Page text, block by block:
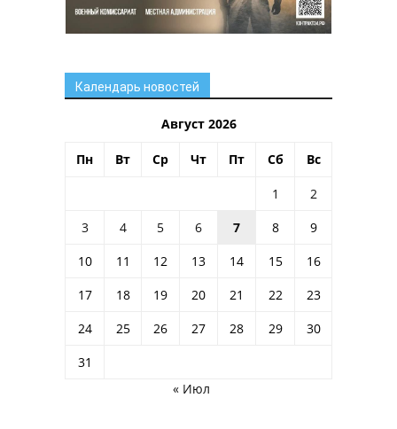
Календарь новостей
Август 2026
Пн Вт Ср Чт Пт Сб Вс
1
2
3
4 5 6 7 8
9
10
11 12 13 14 15
16
17
18 19 20 21 22
23
24
25 26 27 28 29
30
31
« Июл